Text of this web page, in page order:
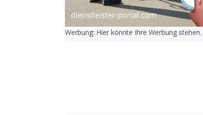
Werbung: Hier könnte Ihre Werbung stehen.